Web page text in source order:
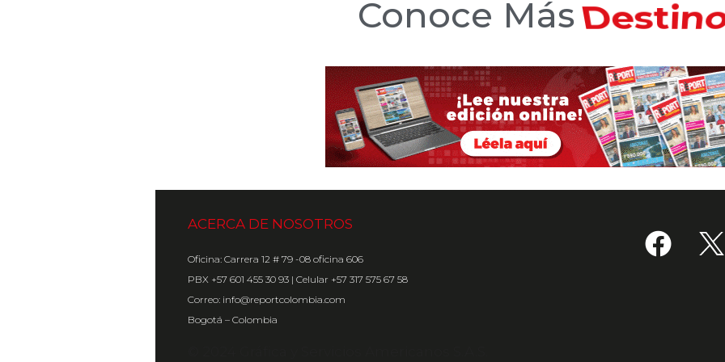
Conoce Más
ACERCA DE NOSOTROS
Oficina: Carrera 12 # 79 -08 oficina 606
PBX +57 601 455 30 93 | Celular +57 317 575 67 58
Correo: info@reportcolombia.com
Bogotá – Colombia